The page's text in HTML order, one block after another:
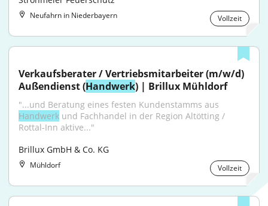
Neufahrn in Niederbayern Vollzeit
Verkaufsberater / Vertriebsmitarbeiter (m/w/d)
Außendienst (Handwerk) | Brillux Mühldorf
Handwerk und Fachhandel in der Region Altötting /
Rottal-Inn aktive..."
Brillux GmbH & Co. KG
Mühldorf Vollzeit